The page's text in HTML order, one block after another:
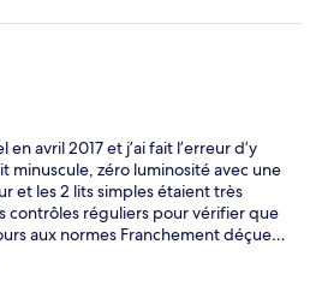
avril 2017 et j’ai fait l’erreur d’y
minuscule, zéro luminosité avec une
et les 2 lits simples étaient très
contrôles réguliers pour vérifier que
aux normes Franchement déçue…